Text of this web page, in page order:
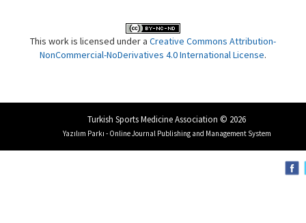
This work is licensed under a Creative Commons Attribution-
NonCommercial-NoDerivatives 4.0 International License.
Turkish Sports Medicine Association © 2026
Yazılım Parkı - Online Journal Publishing and Management System